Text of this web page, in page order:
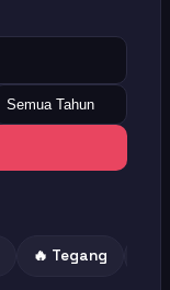
Semua Tahun
🔥 Tegang